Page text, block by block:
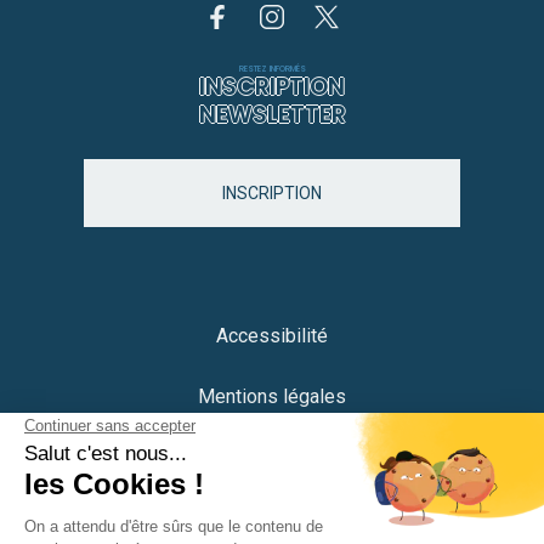
RESTEZ INFORMÉS
INSCRIPTION
NEWSLETTER
INSCRIPTION
Accessibilité
Mentions légales
Protection des données
Plan du site